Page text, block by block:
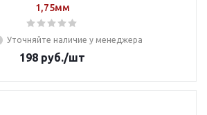
1,75мм
Уточняйте наличие у менеджера
198 руб./шт